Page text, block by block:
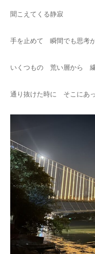
聞こえてくる静寂
手を止めて 瞬間でも思考
いくつもの 荒い層から
通り抜けた時に そこにあ